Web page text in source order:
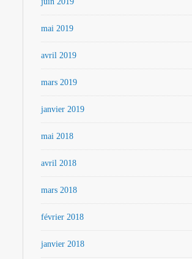
mai 2019
avril 2019
mars 2019
janvier 2019
mai 2018
avril 2018
mars 2018
février 2018
janvier 2018